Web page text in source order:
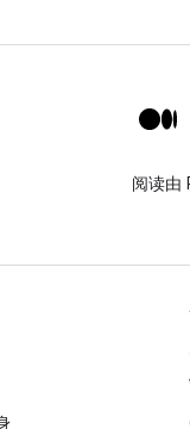
阅读由